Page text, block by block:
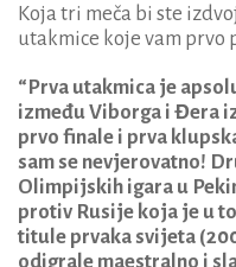
Koja tri meča bi ste
utakmice koje vam prvo
“Prva utakmica je
između Viborga i Đera
prvo finale i prva
sam se nevjerovatno!
Olimpijskih igara u
protiv Rusije koja je u
titule prvaka svijeta
odigrale maestralno i